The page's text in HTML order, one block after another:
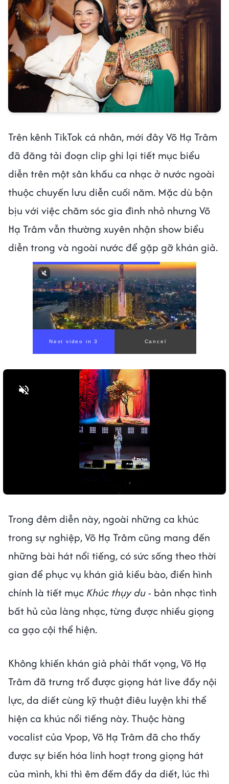
Trên kênh TikTok cá nhân, mới đây Võ Hạ Trâm
đã đăng tải đoạn clip ghi lại tiết mục biểu
diễn trên một sân khấu ca nhạc ở nước ngoài
thuộc chuyến lưu diễn cuối năm. Mặc dù bận
bịu với việc chăm sóc gia đình nhỏ nhưng Võ
Hạ Trâm vẫn thường xuyên nhận show biểu
diễn trong và ngoài nước để gặp gỡ khán giả.
Trong đêm diễn này, ngoài những ca khúc
trong sự nghiệp, Võ Hạ Trâm cũng mang đến
những bài hát nổi tiếng, có sức sống theo thời
gian để phục vụ khán giả kiều bào, điển hình
chính là tiết mục Khúc thụy du- bản nhạc tình
bất hủ của làng nhạc, từng được nhiều giọng
ca gạo cội thể hiện.
Không khiến khán giả phải thất vọng, Võ Hạ
Trâm đã trưng trổ được giọng hát live đầy nội
lực, da diết cùng kỹ thuật điêu luyện khi thể
hiện ca khúc nổi tiếng này. Thuộc hàng
vocalist của Vpop, Võ Hạ Trâm đã cho thấy
được sự biến hóa linh hoạt trong giọng hát
của mình, khi thì êm đềm đầy da diết, lúc thì